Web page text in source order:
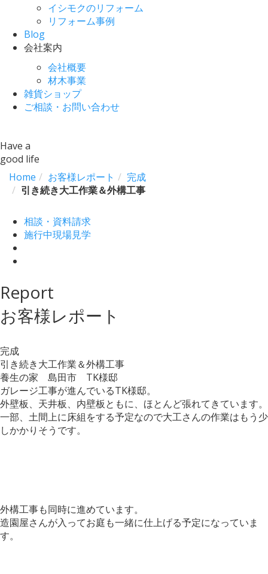
イシモクのリフォーム
リフォーム事例
Blog
会社案内
会社概要
材木事業
雑貨ショップ
ご相談・お問い合わせ
Have a
good life
Home
お客様レポート
完成
引き続き大工作業＆外構工事
相談・資料請求
施行中現場見学
Report
お客様レポート
完成
引き続き大工作業＆外構工事
養生の家 島田市 TK様邸
ガレージ工事が進んでいるTK様邸。
外壁板、天井板、内壁板ともに、ほとんど張れてきています。
一部、土間上に床組をする予定なので大工さんの作業はもう少
しかかりそうです。
外構工事も同時に進めています。
造園屋さんが入ってお庭も一緒に仕上げる予定になっていま
す。